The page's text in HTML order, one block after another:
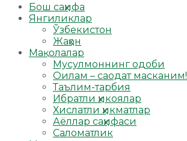
Бош саҳифа
Янгиликлар
Ўзбекистон
Жаҳон
Мақолалар
Мусулмоннинг одоби
Оилам – саодат масканим!
Таълим-тарбия
Ибратли ҳикоялар
Хислатли ҳикматлар
Аёллар саҳифаси
Саломатлик